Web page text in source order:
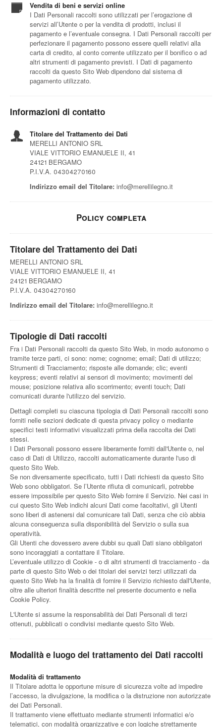
Vendita di beni e servizi online
I Dati Personali raccolti sono utilizzati per l’erogazione di
servizi all’Utente o per la vendita di prodotti, inclusi il
pagamento e l’eventuale consegna. I Dati Personali raccolti per
perfezionare il pagamento possono essere quelli relativi alla
carta di credito, al conto corrente utilizzato per il bonifico o ad
altri strumenti di pagamento previsti. I Dati di pagamento
raccolti da questo Sito Web dipendono dal sistema di
pagamento utilizzato.
Informazioni di contatto
Titolare del Trattamento dei Dati
MERELLI ANTONIO SRL
VIALE VITTORIO EMANUELE II, 41
24121 BERGAMO
P.I.V.A. 04304270160
Indirizzo email del Titolare: info@merellilegno.it
Policy completa
Titolare del Trattamento dei Dati
MERELLI ANTONIO SRL
VIALE VITTORIO EMANUELE II, 41
24121 BERGAMO
P.I.V.A. 04304270160
Indirizzo email del Titolare: info@merellilegno.it
Tipologie di Dati raccolti
Fra i Dati Personali raccolti da questo Sito Web, in modo autonomo o
tramite terze parti, ci sono: nome; cognome; email; Dati di utilizzo;
Strumenti di Tracciamento; risposte alle domande; clic; eventi
keypress; eventi relativi ai sensori di movimento; movimenti del
mouse; posizione relativa allo scorrimento; eventi touch; Dati
comunicati durante l'utilizzo del servizio.
Dettagli completi su ciascuna tipologia di Dati Personali raccolti sono
forniti nelle sezioni dedicate di questa privacy policy o mediante
specifici testi informativi visualizzati prima della raccolta dei Dati
stessi.
I Dati Personali possono essere liberamente forniti dall'Utente o, nel
caso di Dati di Utilizzo, raccolti automaticamente durante l'uso di
questo Sito Web.
Se non diversamente specificato, tutti i Dati richiesti da questo Sito
Web sono obbligatori. Se l’Utente rifiuta di comunicarli, potrebbe
essere impossibile per questo Sito Web fornire il Servizio. Nei casi in
cui questo Sito Web indichi alcuni Dati come facoltativi, gli Utenti
sono liberi di astenersi dal comunicare tali Dati, senza che ciò abbia
alcuna conseguenza sulla disponibilità del Servizio o sulla sua
operatività.
Gli Utenti che dovessero avere dubbi su quali Dati siano obbligatori
sono incoraggiati a contattare il Titolare.
L’eventuale utilizzo di Cookie - o di altri strumenti di tracciamento - da
parte di questo Sito Web o dei titolari dei servizi terzi utilizzati da
questo Sito Web ha la finalità di fornire il Servizio richiesto dall'Utente,
oltre alle ulteriori finalità descritte nel presente documento e nella
Cookie Policy.
L'Utente si assume la responsabilità dei Dati Personali di terzi
ottenuti, pubblicati o condivisi mediante questo Sito Web.
Modalità e luogo del trattamento dei Dati raccolti
Modalità di trattamento
Il Titolare adotta le opportune misure di sicurezza volte ad impedire
l’accesso, la divulgazione, la modifica o la distruzione non autorizzate
dei Dati Personali.
Il trattamento viene effettuato mediante strumenti informatici e/o
telematici, con modalità organizzative e con logiche strettamente